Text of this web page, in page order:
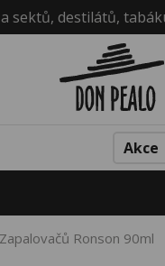
sektů, destilátů,
Akce
Ronson 90ml